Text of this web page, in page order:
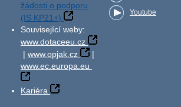
žádosti o podporu
(IS KP21+)
Související weby:
www.dotaceeu.cz
| www.opjak.cz
|
www.ec.europa.eu
Kariéra
Youtube